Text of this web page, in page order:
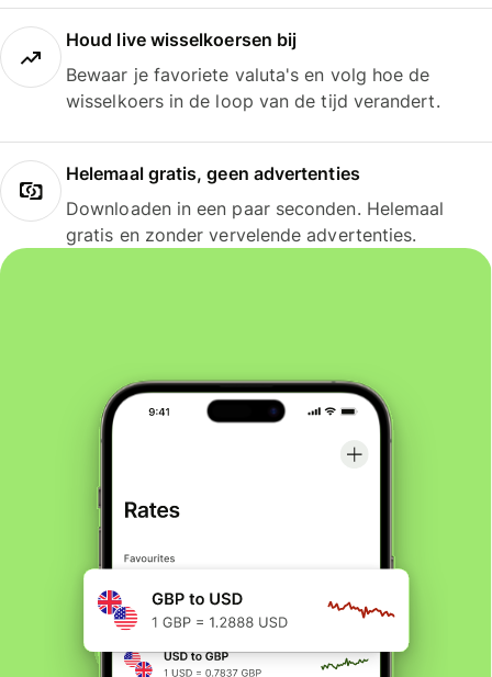
Houd live wisselkoersen bij
Bewaar je favoriete valuta's en volg hoe de
wisselkoers in de loop van de tijd verandert.
Helemaal gratis, geen advertenties
Downloaden in een paar seconden. Helemaal
gratis en zonder vervelende advertenties.